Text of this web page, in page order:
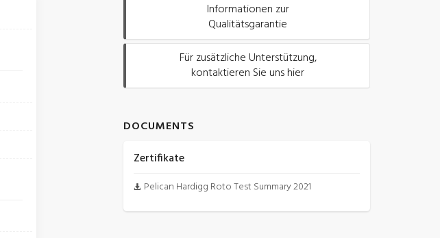
Informationen zur
Qualitätsgarantie
Für zusätzliche Unterstützung,
kontaktieren Sie uns hier
DOCUMENTS
Zertifikate
Pelican Hardigg Roto Test Summary 2021